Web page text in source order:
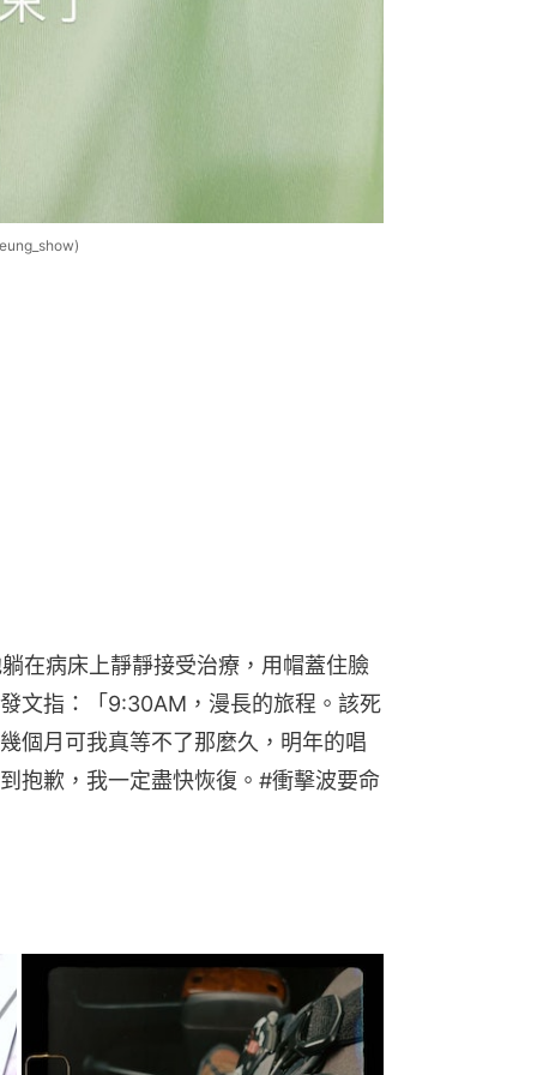
在病床上靜靜接受治療，用帽蓋住臉
文指：「9:30AM，漫長的旅程。該死
個月可我真等不了那麼久，明年的唱
抱歉，我一定盡快恢復。#衝擊波要命